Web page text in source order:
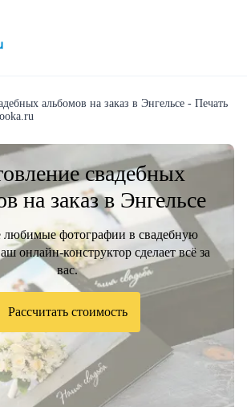
альбомов на заказ в Энгельсе - Печать
свадебных
на заказ в Энгельсе
любимые фотографии в свадебную
онлайн-конструктор сделает всё за
вас.
Рассчитать стоимость